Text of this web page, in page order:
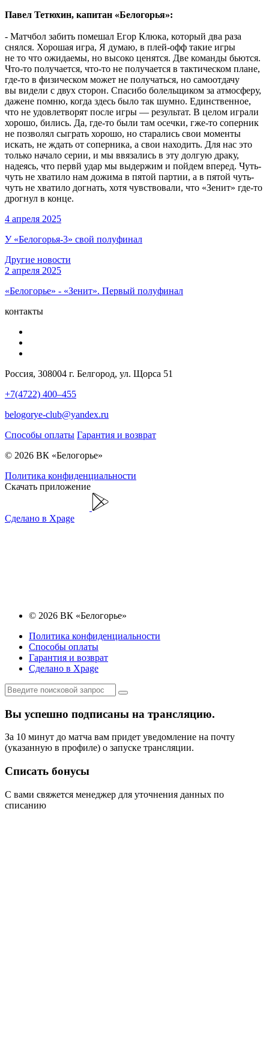
Павел Тетюхин, капитан «Белогорья»:
- Матчбол забить помешал Егор Клюка, который два раза
снялся. Хорошая игра, Я думаю, в плей-офф такие игры
не то что ожидаемы, но высоко ценятся. Две команды бьются.
Что-то получается, что-то не получается в тактическом плане,
где-то в физическом может не получаться, но самоотдачу
вы видели с двух сторон. Спасибо болельщиком за атмосферу,
дажене помню, когда здесь было так шумно. Единственное,
что не удовлетворят после игры — результат. В целом играли
хорошо, бились. Да, где-то были там осечки, гже-то соперник
не позволял сыграть хорошо, но старались свои моменты
искать, не ждать от соперника, а свои находить. Для нас это
только начало серии, и мы ввязались в эту долгую драку,
надеясь, что первй удар мы выдержим и пойдем вперед. Чуть-
чуть не хватило нам дожима в пятой партии, а в пятой чуть-
чуть не хватило догнать, хотя чувствовали, что «Зенит» где-то
дрогнул в конце.
4 апреля 2025
У «Белогорья-3» свой полуфинал
Другие новости
2 апреля 2025
«Белогорье» - «Зенит». Первый полуфинал
контакты
Россия, 308004 г. Белгород, ул. Щорса 51
+7(4722) 400–455
belogorye-club@yandex.ru
Способы оплаты Гарантия и возврат
© 2026 ВК «Белогорье»
Политика конфиденциальности
Скачать приложение
Сделано в Xpage
© 2026 ВК «Белогорье»
Политика конфиденциальности
Способы оплаты
Гарантия и возврат
Сделано в Xpage
Вы успешно подписаны на трансляцию.
За 10 минут до матча вам придет уведомление на почту
(указанную в профиле) о запуске трансляции.
Списать бонусы
С вами свяжется менеджер для уточнения данных по
списанию